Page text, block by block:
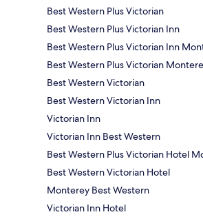
Best Western Plus Victorian
Best Western Plus Victorian Inn
Best Western Plus Victorian Inn
Best Western Plus Victorian
Best Western Victorian
Best Western Victorian Inn
Victorian Inn
Victorian Inn Best Western
Best Western Plus Victorian Hotel
Best Western Victorian Hotel
Monterey Best Western
Victorian Inn Hotel